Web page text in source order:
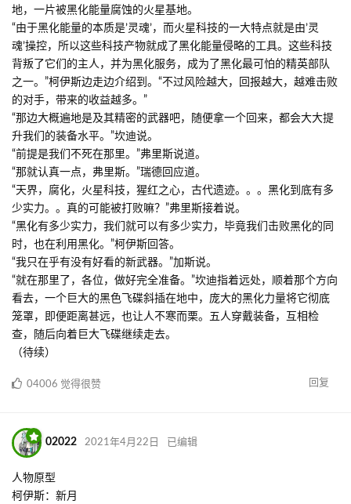
地，一片被黑化能量腐蚀的火星基地。
“由于黑化能量的本质是’灵魂’，而火星科技的一大特点就是由’灵
魂’操控，所以这些科技产物就成了黑化能量侵略的工具。这些科技
背叛了它们的主人，并为黑化服务，成为了黑化最可怕的精英部队
之一。”柯伊斯边走边介绍到。“不过风险越大，回报越大，越难击败
的对手，带来的收益越多。”
“那边大概遍地是及其精密的武器吧，随便拿一个回来，都会大大提
升我们的装备水平。”坎迪说。
“前提是我们不死在那里。”弗里斯说道。
“那就认真一点，弗里斯。”瑞德回应道。
“天界，腐化，火星科技，猩红之心，古代遗迹。。。黑化到底有多
少实力。。真的可能被打败嘛？”弗里斯接着说。
“黑化有多少实力，我们就可以有多少实力，毕竟我们击败黑化的同
时，也在利用黑化。”柯伊斯回答。
“我只在乎有没有好看的新武器。”加斯说。
“就在那里了，各位，做好完全准备。”坎迪指着远处，顺着那个方向
看去，一个巨大的黑色飞碟斜插在地中，庞大的黑化力量将它彻底
笼罩，即便距离甚远，也让人不寒而栗。五人穿戴装备，互相检
查，随后向着巨大飞碟继续走去。
（待续）
回复
04006 觉得很赞
02022 2021年4月22日 已编辑
人物原型
柯伊斯：新月